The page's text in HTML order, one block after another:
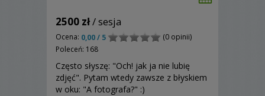
2500 zł/ sesja
Ocena: 0,00 / 5
(0 opinii)
Poleceń: 168
Często słyszę: "Och! jak ja nie lubię
zdjęć". Pytam wtedy zawsze z błyskiem
w oku: "A fotografa?" :)